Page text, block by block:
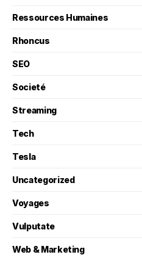
Ressources Humaines
Rhoncus
SEO
Societé
Streaming
Tech
Tesla
Uncategorized
Voyages
Vulputate
Web & Marketing